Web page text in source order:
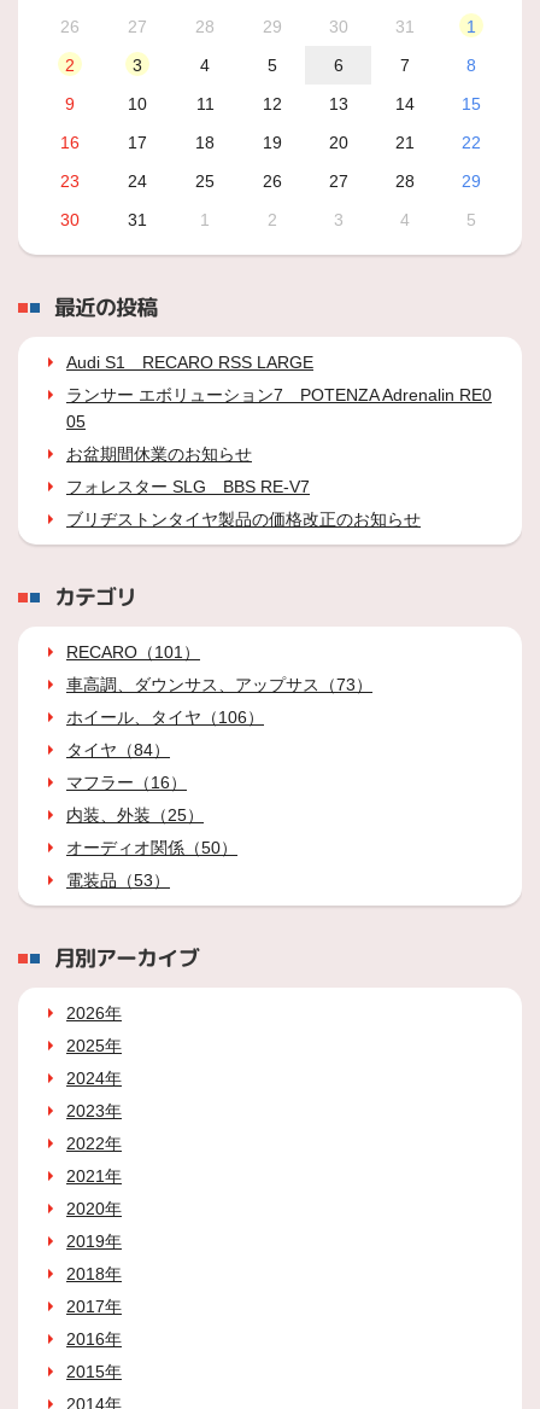
26
27 28 29 30 31
1
2
3 4 5 6 7
8
9
10 11 12 13 14
15
16
17 18 19 20 21
22
23
24 25 26 27 28
29
30
31 1 2 3 4 5
最近の投稿
Audi S1 RECARO RSS LARGE
ランサー エボリューション7 POTENZA Adrenalin RE0
05
お盆期間休業のお知らせ
フォレスター SLG BBS RE-V7
ブリヂストンタイヤ製品の価格改正のお知らせ
カテゴリ
RECARO（101）
車高調、ダウンサス、アップサス（73）
ホイール、タイヤ（106）
タイヤ（84）
マフラー（16）
内装、外装（25）
オーディオ関係（50）
電装品（53）
月別アーカイブ
2026年
2025年
2024年
2023年
2022年
2021年
2020年
2019年
2018年
2017年
2016年
2015年
2014年